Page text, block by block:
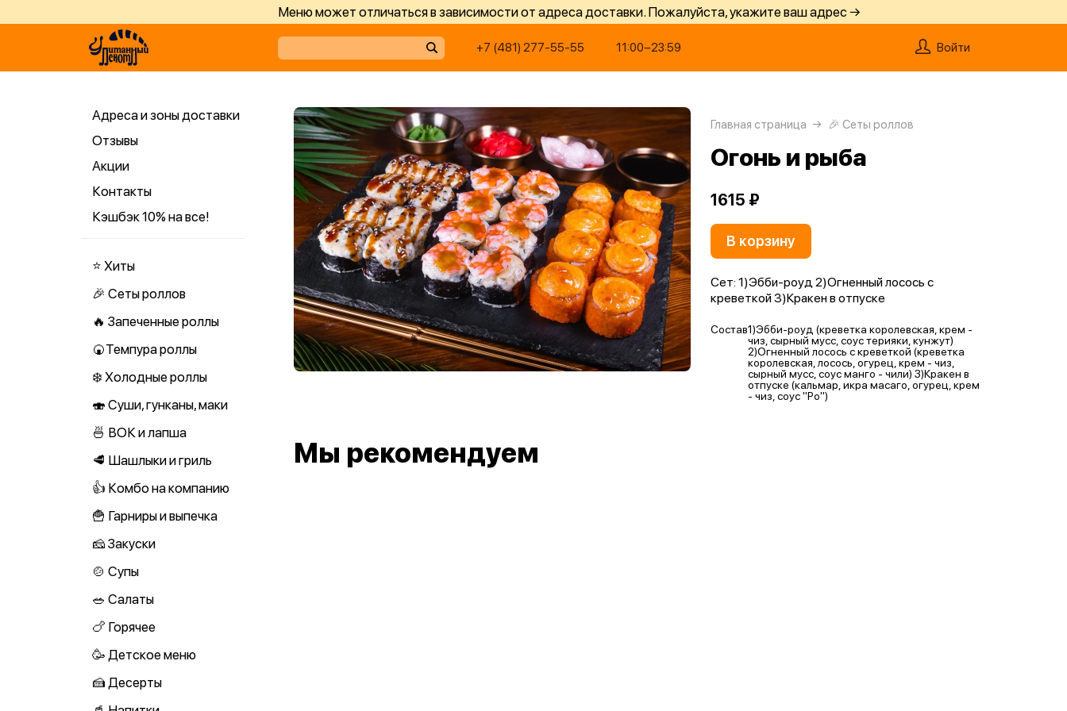
Меню может отличаться в зависимости от адреса доставки. Пожалуйста, укажите ваш адрес →
+7 (481) 277-55-55 11:00−23:59 Войти
Адреса и зоны доставки
Отзывы
Акции
Контакты
Кэшбэк 10% на все!
⭐ Хиты
🎉 Сеты роллов
🔥 Запеченные роллы
🍘Темпура роллы
❄️ Холодные роллы
🍣 Суши, гунканы, маки
🍜 ВОК и лапша
🥩 Шашлыки и гриль
👍 Комбо на компанию
🍟 Гарниры и выпечка
🧀 Закуски
🍲 Супы
🥗 Салаты
🍗 Горячее
🥳 Детское меню
🍰 Десерты
Главная страница 🎉 Сеты роллов
Огонь и рыба
1615 ₽
В корзину
Сет: 1)Эбби-роуд 2)Огненный лосось с
креветкой 3)Кракен в отпуске
Состав1)Эбби-роуд (креветка королевская, крем -
чиз, сырный мусс, соус терияки, кунжут)
2)Огненный лосось с креветкой (креветка
королевская, лосось, огурец, крем - чиз,
сырный мусс, соус манго - чили) 3)Кракен в
отпуске (кальмар, икра масаго, огурец, крем
- чиз, соус "Ро")
Мы рекомендуем